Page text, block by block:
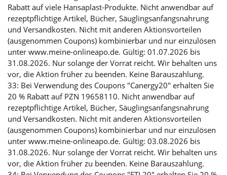
Rabatt auf viele Hansaplast-Produkte. Nicht anwendbar auf
rezeptpflichtige Artikel, Bücher, Säuglingsanfangsnahrung
und Versandkosten. Nicht mit anderen Aktionsvorteilen
(ausgenommen Coupons) kombinierbar und nur einzulösen
unter www.meine-onlineapo.de. Gültig: 01.07.2026 bis
31.08.2026. Nur solange der Vorrat reicht. Wir behalten uns
vor, die Aktion früher zu beenden. Keine Barauszahlung.
33: Bei Verwendung des Coupons "Canergy20" erhalten Sie
20 % Rabatt auf PZN 19658110. Nicht anwendbar auf
rezeptpflichtige Artikel, Bücher, Säuglingsanfangsnahrung
und Versandkosten. Nicht mit anderen Aktionsvorteilen
(ausgenommen Coupons) kombinierbar und nur einzulösen
unter www.meine-onlineapo.de. Gültig: 03.08.2026 bis
31.08.2026. Nur solange der Vorrat reicht. Wir behalten uns
vor, die Aktion früher zu beenden. Keine Barauszahlung.